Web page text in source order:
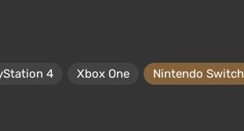
4 Xbox One
Nintendo Switch